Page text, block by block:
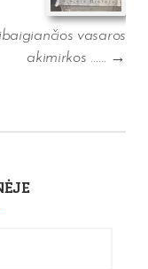
vasaros
akimirkos …… →